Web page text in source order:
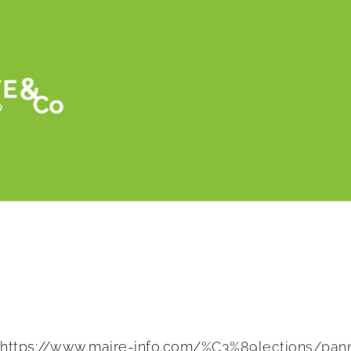
les bâches noires de paillage pour les «
https://www.maire-info.com/%C3%89lections/